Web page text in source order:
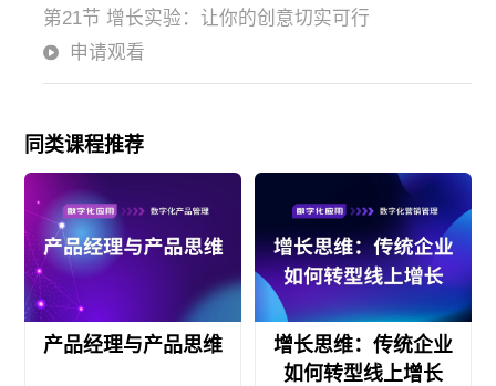
第21节 增长实验：让你的创意切实可行
申请观看
同类课程推荐
产品经理与产品思维
增长思维：传统企业
如何转型线上增长